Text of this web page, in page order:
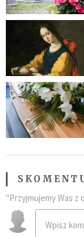
"Przyjmujemy Was